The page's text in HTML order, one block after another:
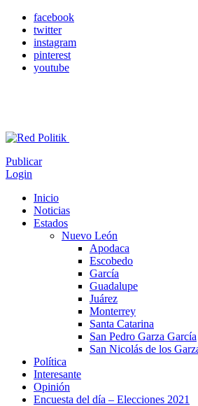
facebook
twitter
instagram
pinterest
youtube
Publicar
Login
Inicio
Noticias
Estados
Nuevo León
Apodaca
Escobedo
García
Guadalupe
Juárez
Monterrey
Santa Catarina
San Pedro Garza García
San Nicolás de los
Política
Interesante
Opinión
Encuesta del día – Elecciones 2021